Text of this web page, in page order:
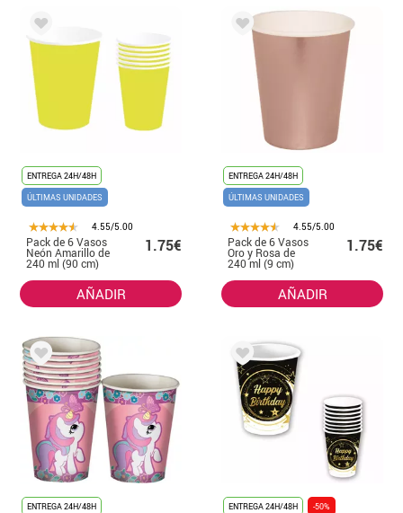
ENTREGA 24H/48H
ÚLTIMAS UNIDADES
4.55/5.00
Pack de 6 Vasos
Neón Amarillo de
240 ml (90 cm)
1.75€
AÑADIR
ENTREGA 24H/48H
ÚLTIMAS UNIDADES
4.55/5.00
Pack de 6 Vasos
Oro y Rosa de
240 ml (9 cm)
1.75€
AÑADIR
ENTREGA 24H/48H
ENTREGA 24H/48H
-50%